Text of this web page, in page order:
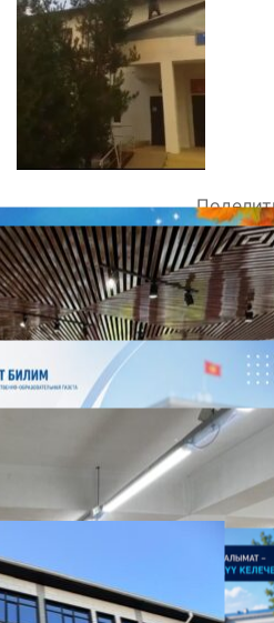
Комментарии
Последние новости
НЕДЕЛЯ В ОБЗОРЕ
07.08.2026
ДЛЯ МЕТОДИСТОВ
НАЧАЛОСЬ ОБУЧЕНИЕ
05.08.2026
31.07.2026
Абитуриент